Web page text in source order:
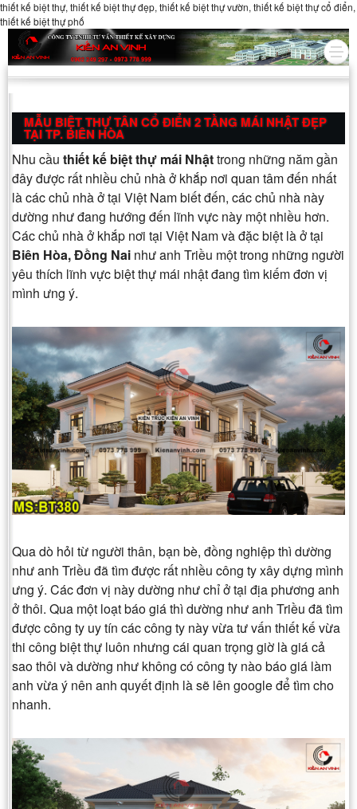
thiết kế biệt thự, thiết kế biệt thự đẹp, thiết kế biệt thự vườn, thiết kế biệt thự cổ điển,
thiết kế biệt thự phố
MẪU BIỆT THỰ TÂN CỔ ĐIỂN 2 TẦNG MÁI NHẬT ĐẸP
TẠI TP. BIÊN HÒA
Nhu cầu thiết kế biệt thự mái Nhậttrong những năm gần
đây được rất nhiều chủ nhà ở khắp nơi quan tâm đến nhất
là các chủ nhà ở tại Việt Nam biết đến, các chủ nhà này
dường như đang hướng đến lĩnh vực này một nhiều hơn.
Các chủ nhà ở khắp nơi tại Việt Nam và đặc biệt là ở tại
Biên Hòa, Đồng Nai như anh Triều một trong những người
yêu thích lĩnh vực biệt thự mái nhật đang tìm kiếm đơn vị
mình ưng ý.
Qua dò hỏi từ người thân, bạn bè, đồng nghiệp thì dường
như anh Triều đã tìm được rất nhiều công ty xây dựng mình
ưng ý. Các đơn vị này dường như chỉ ở tại địa phương anh
ở thôi. Qua một loạt báo giá thì dường như anh Triều đã tìm
được công ty uy tín các công ty này vừa tư vấn thiết kế vừa
thi công biệt thự luôn nhưng cái quan trọng giờ là giá cả
sao thôi và dường như không có công ty nào báo giá làm
anh vừa ý nên anh quyết định là sẽ lên google để tìm cho
nhanh.